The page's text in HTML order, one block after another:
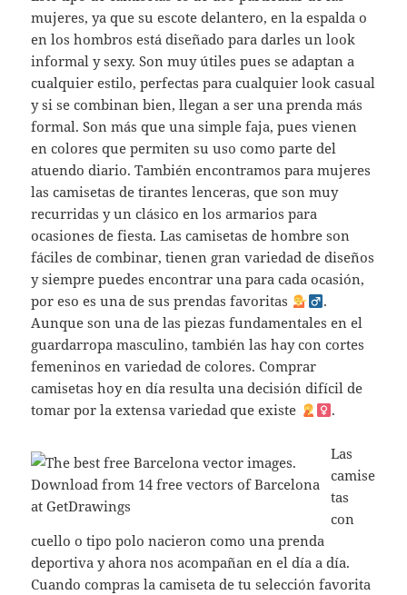
mujeres, ya que su escote delantero, en la espalda o
en los hombros está diseñado para darles un look
informal y sexy. Son muy útiles pues se adaptan a
cualquier estilo, perfectas para cualquier look casual
y si se combinan bien, llegan a ser una prenda más
formal. Son más que una simple faja, pues vienen
en colores que permiten su uso como parte del
atuendo diario. También encontramos para mujeres
las camisetas de tirantes lenceras, que son muy
recurridas y un clásico en los armarios para
ocasiones de fiesta. Las camisetas de hombre son
fáciles de combinar, tienen gran variedad de diseños
y siempre puedes encontrar una para cada ocasión,
por eso es una de sus prendas favoritas
.
Aunque son una de las piezas fundamentales en el
guardarropa masculino, también las hay con cortes
femeninos en variedad de colores. Comprar
camisetas hoy en día resulta una decisión difícil de
tomar por la extensa variedad que existe
.
Las
camise
tas
con
cuello o tipo polo nacieron como una prenda
deportiva y ahora nos acompañan en el día a día.
Cuando compras la camiseta de tu selección favorita